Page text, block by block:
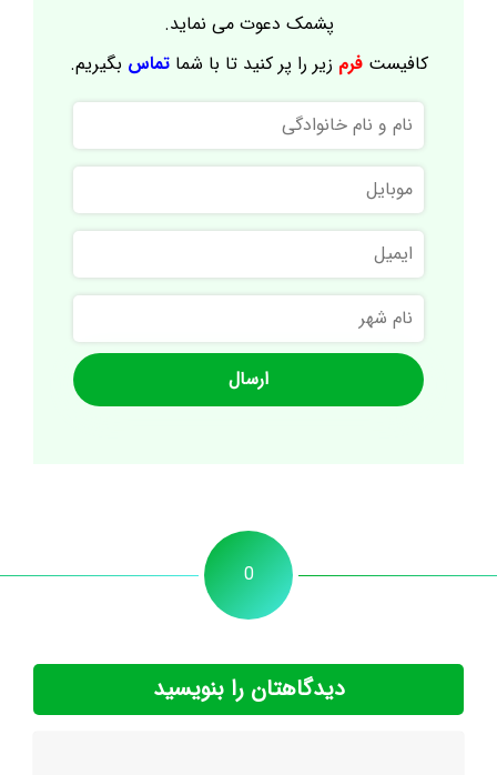
پشمک دعوت می نماید.
کافیستفرم زیر را پر کنید تا با شماتماس بگیریم.
نام
و
نام
خانوادگی
موبایل
ایمیل
نام
شهر
0
دیدگاهتان را بنویسید